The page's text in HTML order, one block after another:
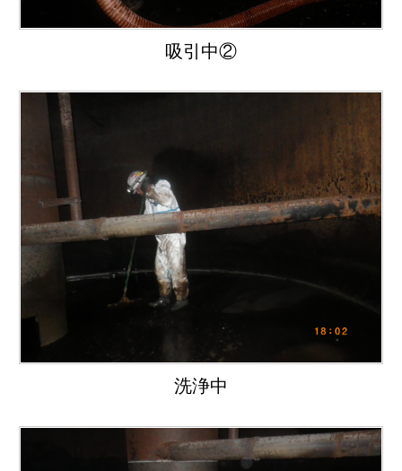
吸引中②
洗浄中